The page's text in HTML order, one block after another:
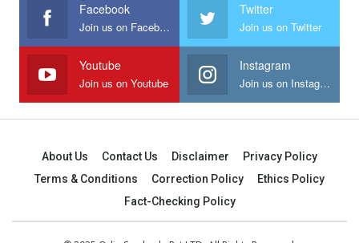
Facebook
Join us on Facebook
Twitter
Join us on Twitter
Youtube
Join us on Youtube
Instagram
Join us on Instagram
About Us Contact Us Disclaimer
Privacy Policy
Terms & Conditions
Correction Policy
Ethics Policy
Fact-Checking Policy